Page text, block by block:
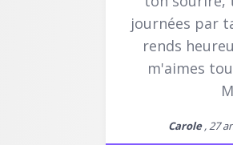
journées par
rends
m'aimes
Carole, 27